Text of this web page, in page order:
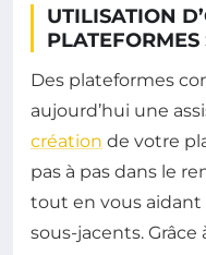
UTILISATION
PLATEFORMES
Des plateformes
aujourd’hui une
création de votre
pas à pas dans le
tout en vous aidant
sous-jacents. Grâce